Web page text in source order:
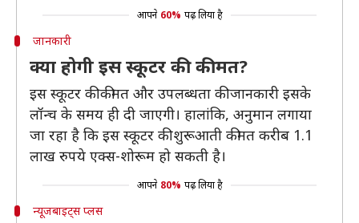
आपने 60% पढ़ लिया है
जानकारी
क्या होगी इस स्कूटर की कीमत?
इस स्कूटर की कीमत और उपलब्धता की जानकारी इसके
लॉन्च के समय ही दी जाएगी। हालांकि, अनुमान लगाया
जा रहा है कि इस स्कूटर की शुरूआती कीमत करीब 1.1
लाख रुपये एक्स-शोरूम हो सकती है।
आपने 80% पढ़ लिया है
न्यूजबाइट्स प्लस